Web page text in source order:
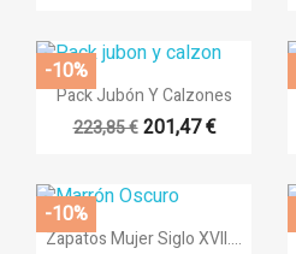
 Vista rápida
Pack Jubón Y Calzones
223,85 € 201,47 €
-10%
 Vista rápida
Zapatos Mujer Siglo XVII....
-10%